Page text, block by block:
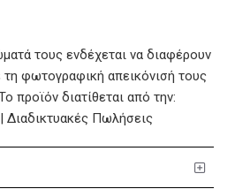
τους ενδέχεται να διαφέρουν
φωτογραφική απεικόνισή τους
προϊόν διατίθεται από την:
Διαδικτυακές Πωλήσεις